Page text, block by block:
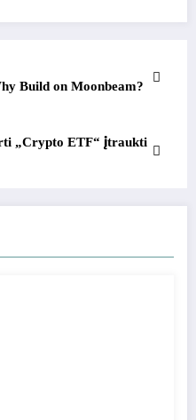
Build on Moonbeam?
„Crypto ETF“ įtraukti